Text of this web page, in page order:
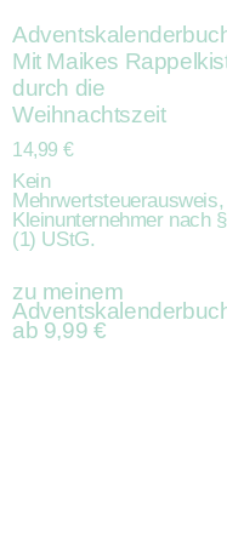
Mit Maikes
durch die
Weihnachtszeit
14,99 €
Kein
Kleinunternehmer nach
(1) UStG.
zu meinem
ab 9,99 €